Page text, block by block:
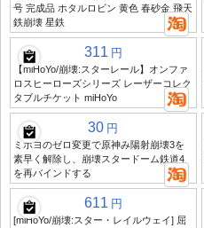
号 完成品 ホタルロビン 黄色 春砂金 飛天
鉄崩壊 星鉄
311 円
【miHoYo/崩壊:スターレール】オンファ
ロスヒーローズシリーズ レーザーコレク
タブルチケット miHoYo
30 円
ミホヨのゼロ変更で原神み陽射崩壊3を
素早く解除し、崩壊スタードーム鉄道4
を再バインドする
611 円
[miHoYo/崩壊:スター・レイルウェイ] 屈